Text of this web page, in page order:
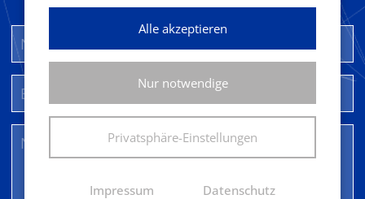
Alle akzeptieren
Nur notwendige
Privatsphäre-Einstellungen
Impressum Datenschutz